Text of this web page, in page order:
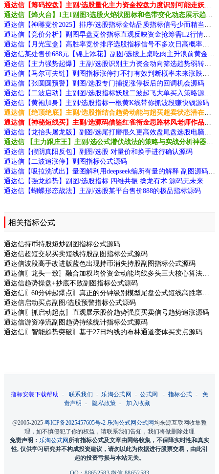
通达信【筹码控盘】主副/选股量化主力资金控盘力度识别可能走妖信号源码
通达信【烽火台】1主1副图3选股火焰状图标和色带变化动态展示趋势延续或转折源码
通达信【神雕竞价2025】排序/选股指标金钻品质指标信号少而精当天不变更可靠源码
通达信【竞价分析】副图早盘竞价指标直观反映资金抢筹需L2行情支持源码
通达信【月光宝盒】高胜率竞价排序选股指标信号不多次日高概率有肉源码
通达信某处售价688元【锦上添花】副图/选股上桌吃肉主升浪前黄金信号源码
通达信【主力强势起爆】主副/选股识别主力资金动向筛选趋势弱转强源码
通达信【马尔可夫链】副图指标涨停打不打有效判断概率未来涨跌与历史无关源码
通达信【张圆圆预警】副图/选股专门捕捉涨停板后的回调机会源码
通达信【二波启动】主副图/选股指标妖股二波起飞大单买入策略源码
通达信【黄袍加身】主副/选股指标一根黄K线带你抓波段赚快钱源码
通达信【绝顶绝底】主副/选股指结合趋势动能与超买超卖状态潜在买卖点源码
通达信【神秘短线买】主副/选源码借鉴红雀衔金思路林风老师作品源码指标源码
通达信【龙抬头屠龙版】副图/选尾打磨很久更高效盘尾盘选股电脑手机端适用源码
通达信 【主力跟庄王】主副/选公式潜伏战法的策略与实战分析神器源码
通达信【假阴真阳反包】副图/选股 对量价和换手进行确认源码
通达信【二波追涨停】副图指标公式源码
通达信【吸拉洗试出】量图解利用deepseek编所有量的解释 副图源码无未来
通达信【强龙趋势】副图/选股指标 四维共振 擒龙有术 源码无未来源码
通达信【蝴蝶形态战法】主副/选股某平台售价888的极品指标源码
相关指标公式
通达信持币持股短炒副图指标公式源码
通达信超短交易买卖短线持股副图指标公式源码
通达信波段高手改进版蓝色出现持币消失持股副图指标公式源码
通达信〖龙头一致〗融合加权均价资金动能均线多头三大核心算法捕捉强势龙头源码
通达信趋势操盘+抄底不败副图指标公式源码
通达信〖60分钟起爆点〗真正的分钟级别模型尾盘公式短线高胜率源码
通达信启动买点副图/选股预警指标公式源码
通达信〖抓启动起点〗直观展示股价趋势强度买卖信号趋势追涨源码
通达信游资净流副图趋势持续统计指标公式源码
通达信〖智能趋势突破〗基于27日均线的布林通道变体买卖点源码
指标安装下载帮助 - 联系我们 - 乐淘公式网 -公式网 -指标公式 -免
责声明
- 隐私政策 -加入收藏
@2005-2025 粤ICP备2025457605号-2 乐淘公式网公式网均来源互联网收集整
理，如不慎侵犯了你的权益，请联系我们告知，我们将做删除处理
免责声明： 乐淘公式网 所有指标公式及文章由网络收集，不保障实时性和真实
性, 仅供学习研究并不构成投资建议，请勿以此为依据进行股票交易，由此引
起的投资亏损与本站无关。